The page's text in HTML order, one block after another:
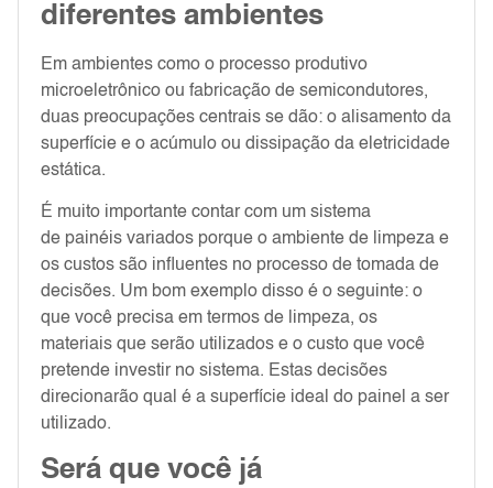
diferentes ambientes
Em ambientes como o processo produtivo
microeletrônico ou fabricação de semicondutores,
duas preocupações centrais se dão: o alisamento da
superfície e o acúmulo ou dissipação da eletricidade
estática.
É muito importante contar com um sistema
de painéis variados porque o ambiente de limpeza e
os custos são influentes no processo de tomada de
decisões. Um bom exemplo disso é o seguinte: o
que você precisa em termos de limpeza, os
materiais que serão utilizados e o custo que você
pretende investir no sistema. Estas decisões
direcionarão qual é a superfície ideal do painel a ser
utilizado.
Será que você já